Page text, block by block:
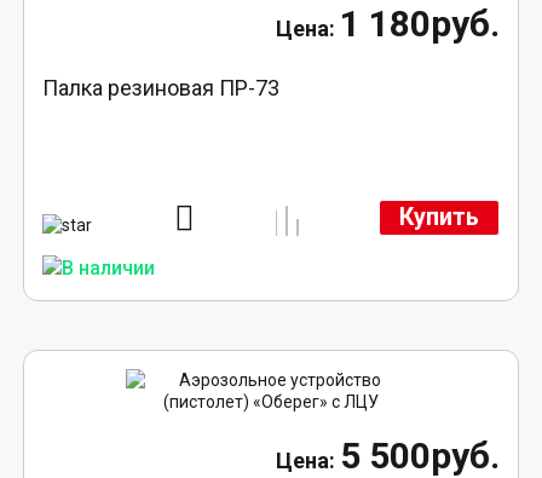
1 180руб.
Палка резиновая ПР-73
Купить
5 500руб.